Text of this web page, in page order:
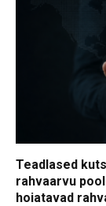
Teadlased
rahvaarvu
hoiatavad